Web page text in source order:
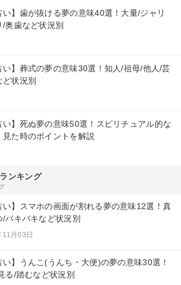
い】歯が抜ける夢の意味40選！大量/ジャリ
/奥歯など状況別
い】葬式の夢の意味30選！知人/祖母/他人/芸
ど状況別
い】死ぬ夢の意味50選！スピリチュアル的な
見た時のポイントを解説
ンキング
い】スマホの画面が割れる夢の意味12選！真
/バキバキなど状況別
月03日
い】うんこ(うんち・大便)の夢の意味30選！
る/踏むなど状況別